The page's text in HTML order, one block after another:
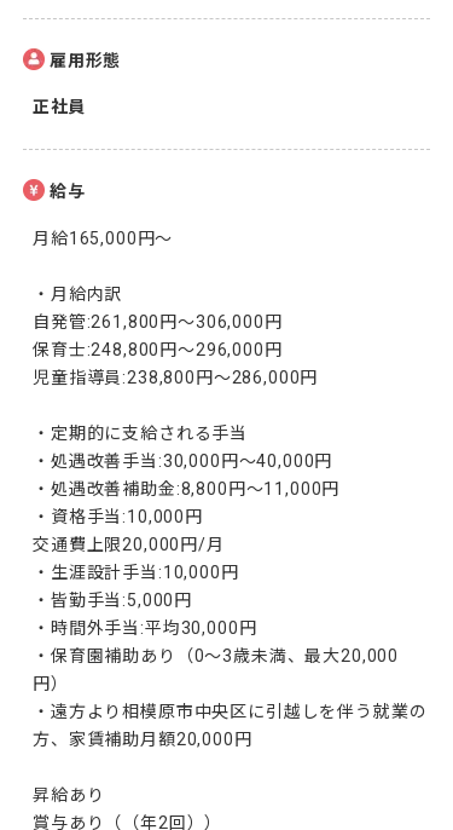
雇用形態
正社員
給与
月給165,000円～
・月給内訳
自発管:261,800円～306,000円
保育士:248,800円～296,000円
児童指導員:238,800円～286,000円
・定期的に支給される手当
・処遇改善手当:30,000円～40,000円
・処遇改善補助金:8,800円～11,000円
・資格手当:10,000円
交通費上限20,000円/月
・生涯設計手当:10,000円
・皆勤手当:5,000円
・時間外手当:平均30,000円
・保育園補助あり（0～3歳未満、最大20,000
円）
・遠方より相模原市中央区に引越しを伴う就業の
方、家賃補助月額20,000円
昇給あり
賞与あり（（年2回））